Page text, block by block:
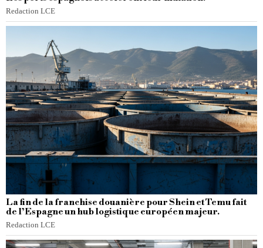
Redaction LCE
La fin de la franchise douanière pour Shein et Temu fait
de l’Espagne un hub logistique européen majeur.
Redaction LCE